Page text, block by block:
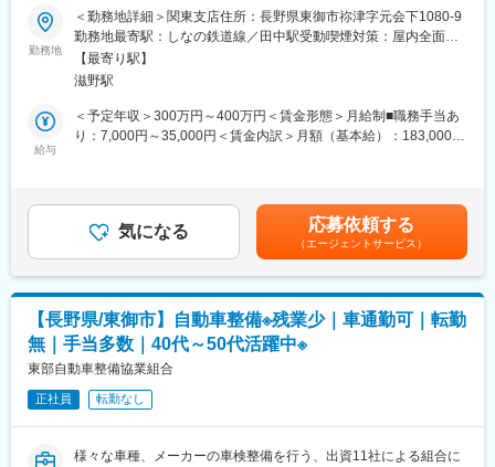
トンネル工事に欠かせない、同社のコンクリート吹付機械は、な
んと国内シェア70％を誇ります！この道がつながるのも、鉄道が
山奥まで走るのも当社の機械があるから。リニア新幹線の約86％
がトンネル区間であり、これからも多くのトンネル工事が必要と
される中、需要は今後も上がっていく見込みです。トンネル工事
機械のリーディングカンパニーである当社にて、「営業事務」の
募集です。
・見積書等の営業資料作成、商談の準備やプレゼン資料の準備等
・簡単なCAD図の作成
■当社について：
トンネル工事用機械のシェアトップクラスを誇ります。ニッチな
業界で新規参入がほぼなく、今後も必要不可欠なインフラ事業の
ため、受注も安定しており、安定した経営基盤です。
変更の範囲：会社の定める業務
勤務地
＜勤務地詳細＞関東支店住所：長野県東御市祢津字元会下1080-9
勤務地最寄駅：しなの鉄道線／田中駅受動喫煙対策：屋内全面禁
煙変更の範囲：会社の定める事業所
【最寄り駅】
滋野駅
給与
＜予定年収＞300万円～400万円＜賃金形態＞月給制■職務手当あ
り：7,000円～35,000円＜賃金内訳＞月額（基本給）：183,000円
円（一律手当を含む）＜昇給有無＞有＜残業手当＞有＜給与補足
＞■固定残業20時間分含む。実績時間に関わらず固定支給。ただ
し、残業が20時間を超える場合は別途支給。■技能手当：保有資
格等に応じ社内規定による■昇給：あり（前年度実績あり）■賞
与：あり（前年度実績 あり）年2回（前年度実績）・賞与月数：
計4.20ヶ月分（前年度実績）賃金はあくまでも目安の金額であ
り、選考を通じて上下する可能性があります。月給(月額)は固定手
当を含めた表記です。
気になる 応募依頼する
（エージェントサービス）
【長野県/東御市】自動車整備※残業少｜車通勤可｜転勤
無｜手当多数｜40代～50代活躍中※
東部自動車整備協業組合
正社員 転勤なし
様々な車種、メーカーの車検整備を行う、出資11社による組合に